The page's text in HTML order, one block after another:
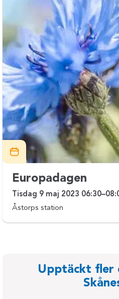
Europadagen
Tisdag 9 maj 2023
Åstorps station
Upptäckt fler